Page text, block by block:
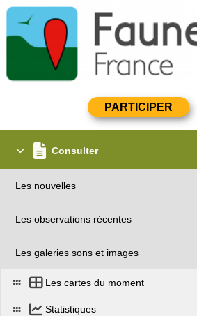
Consulter
Les nouvelles
Les observations récentes
Les galeries sons et images
Les cartes du moment
Statistiques